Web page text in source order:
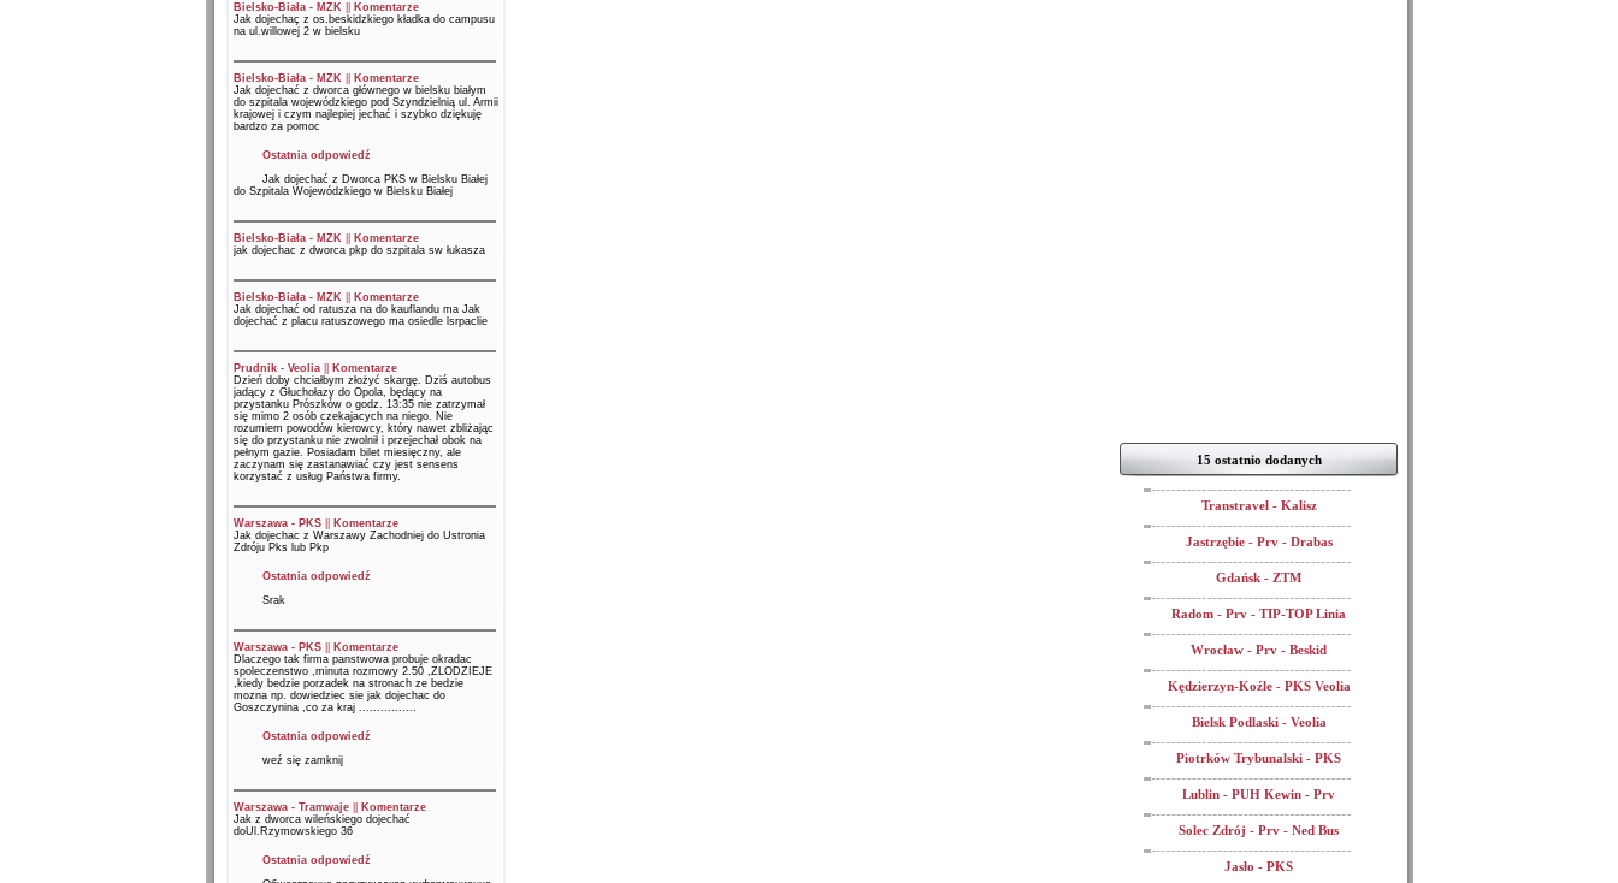
Bielsko-Biała - MZK||
Komentarze
Jak dojechaç z os.beskidzkiego kładka do campusu
na ul.willowej 2 w bielsku
Bielsko-Biała - MZK||
Komentarze
Jak dojechać z dworca głównego w bielsku białym
do szpitala wojewódzkiego pod Szyndzielnią ul. Armii
krajowej i czym najlepiej jechać i szybko dziękuję
bardzo za pomoc
Ostatnia odpowiedź
Jak dojechać z Dworca PKS w Bielsku Białej
do Szpitala Wojewódzkiego w Bielsku Białej
Bielsko-Biała - MZK||
Komentarze
jak dojechac z dworca pkp do szpitala sw łukasza
Bielsko-Biała - MZK||
Komentarze
Jak dojechać od ratusza na do kauflandu ma Jak
dojechać z placu ratuszowego ma osiedle lsrpaclie
Prudnik - Veolia||
Komentarze
Dzień doby chciałbym złożyć skargę. Dziś autobus
jadący z Głuchołazy do Opola, będący na
przystanku Prószków o godz. 13:35 nie zatrzymał
się mimo 2 osób czekajacych na niego. Nie
rozumiem powodów kierowcy, który nawet zbliżając
się do przystanku nie zwolnił i przejechał obok na
pełnym gazie. Posiadam bilet miesięczny, ale
zaczynam się zastanawiać czy jest sensens
korzystać z usług Państwa firmy.
Warszawa - PKS||
Komentarze
Jak dojechac z Warszawy Zachodniej do Ustronia
Zdróju Pks lub Pkp
Ostatnia odpowiedź
Srak
Warszawa - PKS||
Komentarze
Dlaczego tak firma panstwowa probuje okradac
spoleczenstwo ,minuta rozmowy 2.50 ,ZLODZIEJE
,kiedy bedzie porzadek na stronach ze bedzie
mozna np. dowiedziec sie jak dojechac do
Goszczynina ,co za kraj ................
Ostatnia odpowiedź
weź się zamknij
Warszawa - Tramwaje||
Komentarze
Jak z dworca wileńskiego dojechać
doUl.Rzymowskiego 36
Ostatnia odpowiedź
15 ostatnio dodanych
Transtravel - Kalisz
Jastrzębie - Prv - Drabas
Gdańsk - ZTM
Radom - Prv - TIP-TOP Linia
Wrocław - Prv - Beskid
Kędzierzyn-Koźle - PKS Veolia
Bielsk Podlaski - Veolia
Piotrków Trybunalski - PKS
Lublin - PUH Kewin - Prv
Solec Zdrój - Prv - Ned Bus
Jasło - PKS